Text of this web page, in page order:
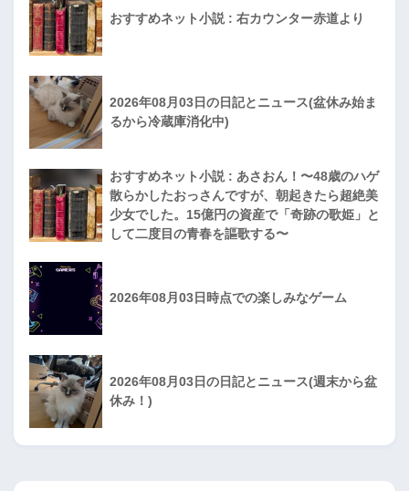
おすすめネット小説 : 右カウンター赤道より
2026年08月03日の日記とニュース(盆休み始ま
るから冷蔵庫消化中)
おすすめネット小説 : あさおん！〜48歳のハゲ
散らかしたおっさんですが、朝起きたら超絶美
少女でした。15億円の資産で「奇跡の歌姫」と
して二度目の青春を謳歌する〜
2026年08月03日時点での楽しみなゲーム
2026年08月03日の日記とニュース(週末から盆
休み！)